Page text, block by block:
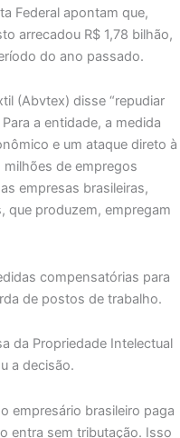
Federal apontam que,
arrecadou R$ 1,78 bilhão,
do ano passado.
(Abvtex) disse “repudiar
a entidade, a medida
e um ataque direto à
milhões de empregos
empresas brasileiras,
que produzem, empregam
compensatórias para
de postos de trabalho.
da Propriedade Intelectual
a decisão.
empresário brasileiro paga
entra sem tributação. Isso